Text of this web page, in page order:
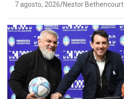
7 agosto, 2026 Nestor Bethencourt